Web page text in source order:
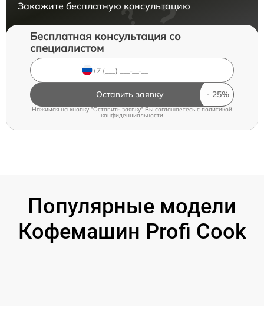
Закажите бесплатную консультацию
Бесплатная консультация со
специалистом
Оставить заявку
Нажимая на кнопку "Оставить заявку" Вы соглашаетесь c политикой
конфиденциальности
Популярные модели
Кофемашин Profi Cook